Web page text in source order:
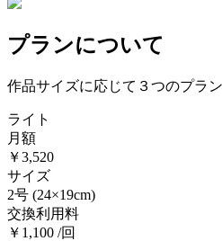
プランについて
作品サイズに応じて３つのプラ
ライト
月額
￥3,520
サイズ
2号 (24×19cm)
交換利用料
￥1,100 /回